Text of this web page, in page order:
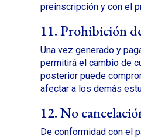
preinscripción y con el
11. Prohibición
Una vez generado y
permitirá el cambio de
posterior puede
afectar a los demás
12. No
De conformidad con el